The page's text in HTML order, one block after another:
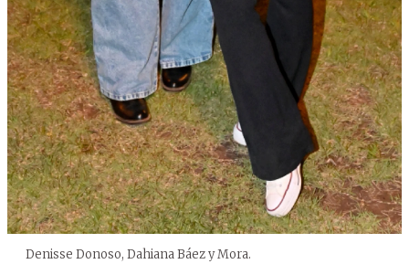
Denisse Donoso, Dahiana Báez y Mora.